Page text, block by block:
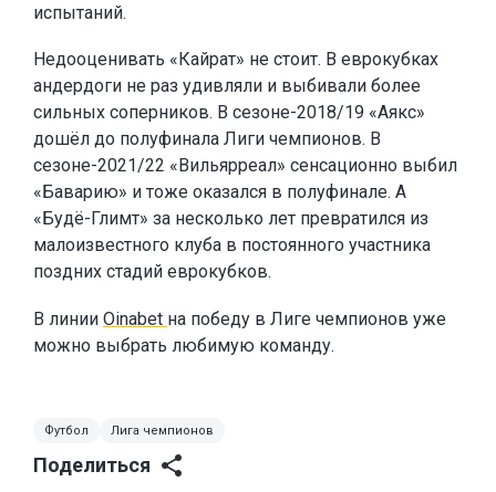
испытаний.
Недооценивать «Кайрат» не стоит. В еврокубках
андердоги не раз удивляли и выбивали более
сильных соперников. В сезоне-2018/19 «Аякс»
дошёл до полуфинала Лиги чемпионов. В
сезоне-2021/22 «Вильярреал» сенсационно выбил
«Баварию» и тоже оказался в полуфинале. А
«Будё-Глимт» за несколько лет превратился из
малоизвестного клуба в постоянного участника
поздних стадий еврокубков.
В линии Oinabet на победу в Лиге чемпионов уже
можно выбрать любимую команду.
Футбол Лига чемпионов
Поделиться